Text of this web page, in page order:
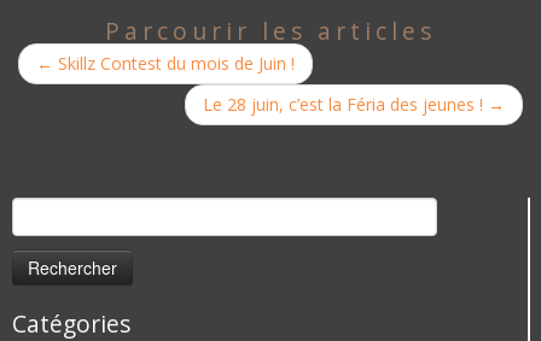
Parcourir les articles
← Skillz Contest du mois de Juin !
Le 28 juin, c’est la Féria des jeunes ! →
Rechercher :
Catégories